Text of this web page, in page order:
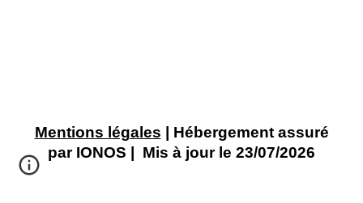
Mentions légales | Hébergement assuré
par IONOS | Mis à jour le 23/07/2026